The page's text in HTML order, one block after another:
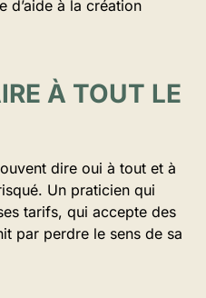
d’aide à la création
À TOUT LE
dire oui à tout et à
Un praticien qui
tarifs, qui accepte des
par perdre le sens de sa